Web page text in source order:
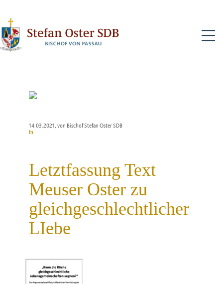
14.03.2021, von Bischof Stefan Oster SDB
In
Letztfassung Text
Meuser Oster zu
gleichgeschlechtlicher
LIebe